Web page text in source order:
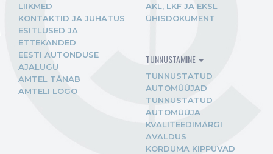
LIIKMED
KONTAKTID JA JUHATUS
ESITLUSED JA
ETTEKANDED
EESTI AUTONDUSE
AJALUGU
AMTEL TÄNAB
AMTELI LOGO
AKL, LKF JA EKSL
ÜHISDOKUMENT
TUNNUSTAMINE
TUNNUSTATUD
AUTOMÜÜJAD
TUNNUSTATUD
AUTOMÜÜJA
KVALITEEDIMÄRGI
AVALDUS
KORDUMA KIPPUVAD